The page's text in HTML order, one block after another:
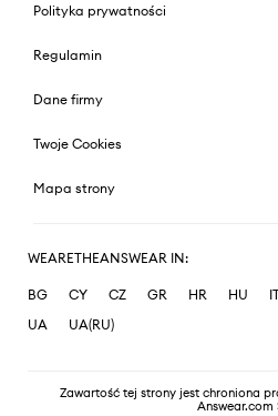
Polityka prywatności
Regulamin
Dane firmy
Twoje Cookies
Mapa strony
WEARETHEANSWEAR IN:
BG CY CZ GR HR HU
UA
UA(RU)
Zawartość tej strony jest chroniona
Answear.com